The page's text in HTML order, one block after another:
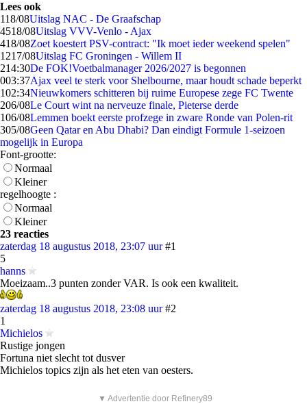
Lees ook
118/08Uitslag NAC - De Graafschap
4518/08Uitslag VVV-Venlo - Ajax
418/08Zoet koestert PSV-contract: "Ik moet ieder weekend spelen"
1217/08Uitslag FC Groningen - Willem II
214:30De FOK!Voetbalmanager 2026/2027 is begonnen
003:37Ajax veel te sterk voor Shelbourne, maar houdt schade beperkt
102:34Nieuwkomers schitteren bij ruime Europese zege FC Twente
206/08Le Court wint na nerveuze finale, Pieterse derde
106/08Lemmen boekt eerste profzege in zware Ronde van Polen-rit
305/08Geen Qatar en Abu Dhabi? Dan eindigt Formule 1-seizoen
mogelijk in Europa
Font-grootte:
Normaal
Kleiner
regelhoogte :
Normaal
Kleiner
23 reacties
zaterdag 18 augustus 2018, 23:07 uur #1
5
hanns
Moeizaam..3 punten zonder VAR. Is ook een kwaliteit.
zaterdag 18 augustus 2018, 23:08 uur #2
1
Michielos
Rustige jongen
Fortuna niet slecht tot dusver
Michielos topics zijn als het eten van oesters.
▼ Advertentie door Refinery89